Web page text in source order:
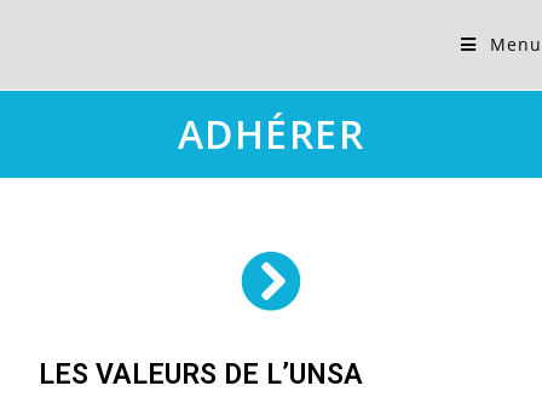
Menu
ADHÉRER
LES VALEURS DE L’UNSA